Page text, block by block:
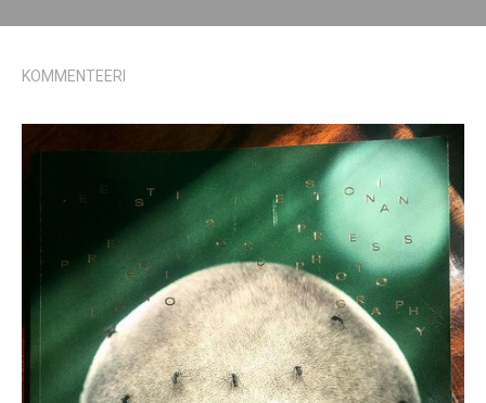
KOMMENTEERI